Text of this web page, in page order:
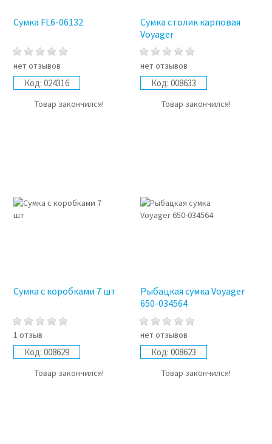
Сумка FL6-06132
нет отзывов
Код: 024316
Товар закончился!
Сумка столик карповая
Voyager
нет отзывов
Код: 008633
Товар закончился!
Сумка с коробками 7 шт
1 отзыв
Код: 008629
Товар закончился!
Рыбацкая сумка Voyager
650-034564
нет отзывов
Код: 008623
Товар закончился!